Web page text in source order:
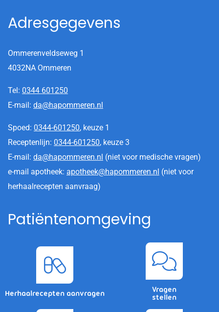
Adresgegevens
Ommerenveldseweg 1
4032NA Ommeren
Tel: 0344 601250
E-mail: da@hapommeren.nl
Spoed: 0344-601250, keuze 1
Receptenlijn: 0344-601250, keuze 3
E-mail: da@hapommeren.nl (niet voor medische vragen)
e-mail apotheek: apotheek@hapommeren.nl (niet voor
herhaalrecepten aanvraag)
Patiëntenomgeving
Herhaalrecepten aanvragen
Vragen
stellen